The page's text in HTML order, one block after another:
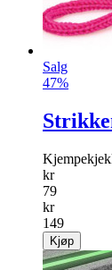
Salg
47%
kr
79
kr
149
Kjøp